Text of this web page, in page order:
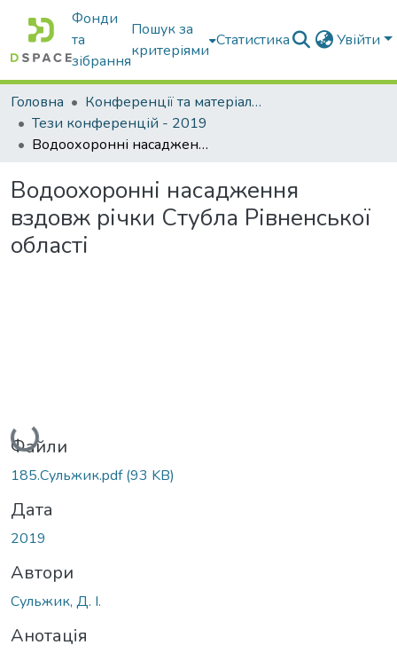
Фонди
та
зібрання
Пошук за
критеріями
Статистика Увійти
Головна
Конференції та матеріали конференцій
Тези конференцій - 2019
Водоохоронні насадження вздовж річки Стубла Рівненської області
Водоохоронні насадження
вздовж річки Стубла Рівненської
області
Вантажиться...
Файли
185.Сульжик.pdf(93 KB)
Дата
2019
Автори
Сульжик, Д. І.
Анотація